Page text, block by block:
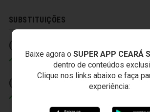
Baixe agora o SUPER APP CEARÁ
dentro de conteúdos
Clique nos links abaixo e faça
experiência:
SUBSTITUIÇÕES
(1) 12' (2)
Felipe Azevedo
(2) 22' (2) (2) 22' (2)